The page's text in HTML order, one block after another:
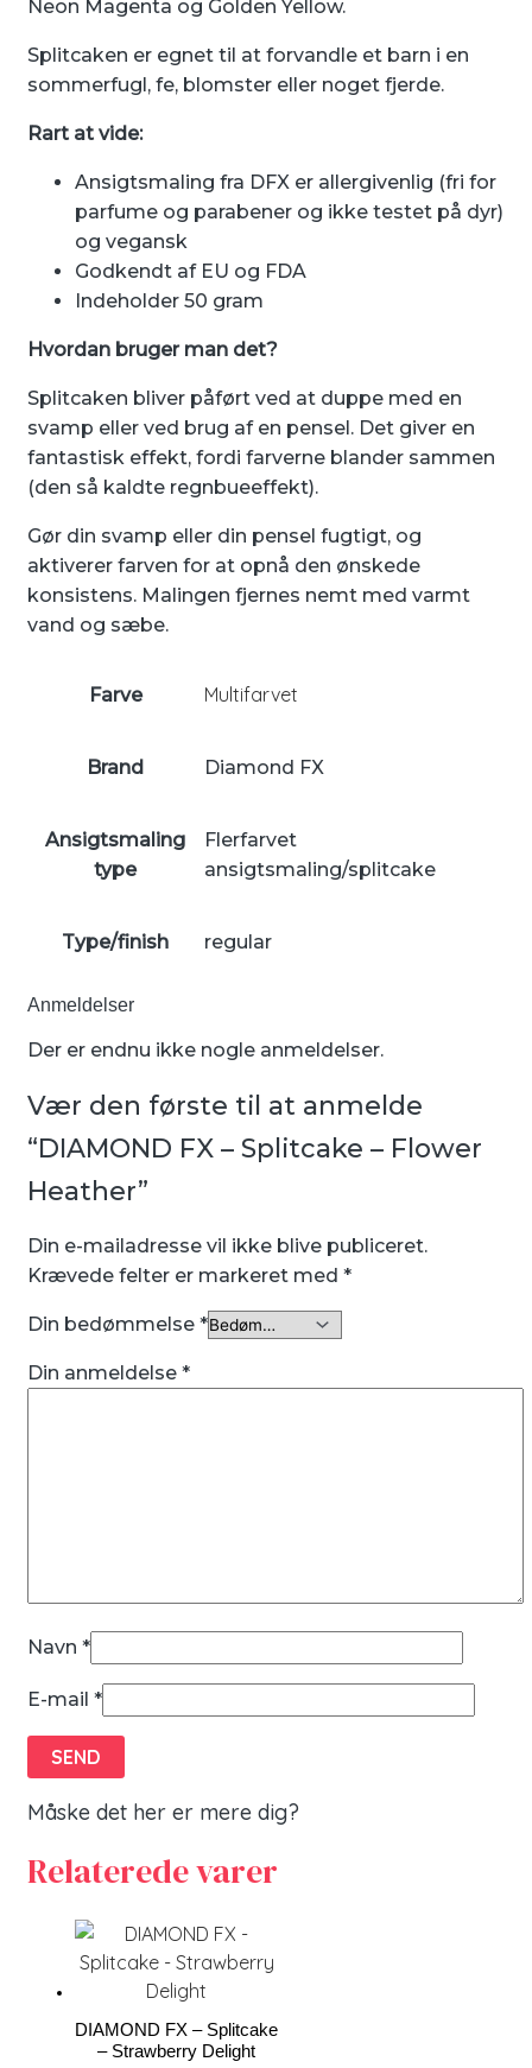
Neon Magenta og Golden Yellow.
Splitcaken er egnet til at forvandle et barn i en
sommerfugl, fe, blomster eller noget fjerde.
Rart at vide:
Ansigtsmaling fra DFX er allergivenlig (fri for
parfume og parabener og ikke testet på dyr)
og vegansk
Godkendt af EU og FDA
Indeholder 50 gram
Hvordan bruger man det?
Splitcaken bliver påført ved at duppe med en
svamp eller ved brug af en pensel. Det giver en
fantastisk effekt, fordi farverne blander sammen
(den så kaldte regnbueeffekt).
Gør din svamp eller din pensel fugtigt, og
aktiverer farven for at opnå den ønskede
konsistens. Malingen fjernes nemt med varmt
vand og sæbe.
Farve Multifarvet
Brand Diamond FX
Ansigtsmaling
type
Flerfarvet
ansigtsmaling/splitcake
Type/finish regular
Anmeldelser
Der er endnu ikke nogle anmeldelser.
Vær den første til at anmelde
“DIAMOND FX – Splitcake – Flower
Heather”
Din e-mailadresse vil ikke blive publiceret.
Krævede felter er markeret med *
Din bedømmelse *
Din anmeldelse *
Navn *
E-mail *
Måske det her er mere dig?
Relaterede varer
DIAMOND FX – Splitcake
– Strawberry Delight